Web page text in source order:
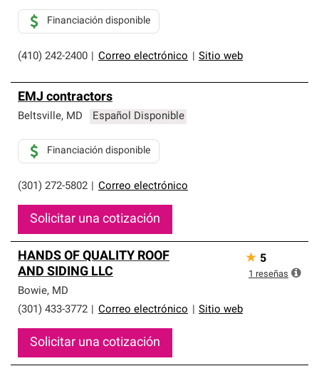
(410) 242-2400 Correo electrónico Sitio web
Financiación disponible
EMJ contractors
Beltsville, MD Español Disponible
(301) 272-5802 Correo electrónico
Financiación disponible
Solicitar una cotización
HANDS OF QUALITY ROOF
AND SIDING LLC
Bowie, MD
(301) 433-3772
Correo electrónico Sitio web
Solicitar una cotización
★ 5
1 reseñas